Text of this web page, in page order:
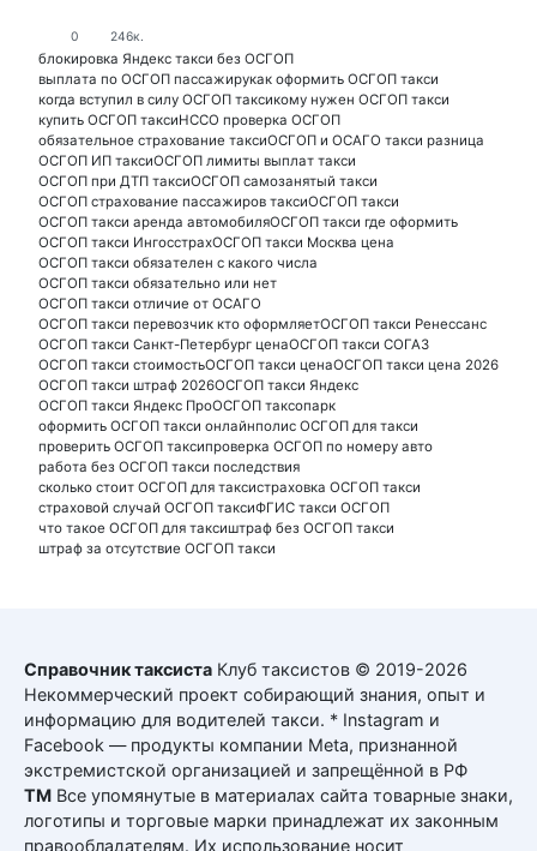
0 246к.
блокировка Яндекс такси без ОСГОП
выплата по ОСГОП пассажирукак оформить ОСГОП такси
когда вступил в силу ОСГОП таксикому нужен ОСГОП такси
купить ОСГОП таксиНССО проверка ОСГОП
обязательное страхование таксиОСГОП и ОСАГО такси разница
ОСГОП ИП таксиОСГОП лимиты выплат такси
ОСГОП при ДТП таксиОСГОП самозанятый такси
ОСГОП страхование пассажиров таксиОСГОП такси
ОСГОП такси аренда автомобиляОСГОП такси где оформить
ОСГОП такси ИнгосстрахОСГОП такси Москва цена
ОСГОП такси обязателен с какого числа
ОСГОП такси обязательно или нет
ОСГОП такси отличие от ОСАГО
ОСГОП такси перевозчик кто оформляетОСГОП такси Ренессанс
ОСГОП такси Санкт-Петербург ценаОСГОП такси СОГАЗ
ОСГОП такси стоимостьОСГОП такси ценаОСГОП такси цена 2026
ОСГОП такси штраф 2026ОСГОП такси Яндекс
ОСГОП такси Яндекс ПроОСГОП таксопарк
оформить ОСГОП такси онлайнполис ОСГОП для такси
проверить ОСГОП таксипроверка ОСГОП по номеру авто
работа без ОСГОП такси последствия
сколько стоит ОСГОП для таксистраховка ОСГОП такси
страховой случай ОСГОП таксиФГИС такси ОСГОП
что такое ОСГОП для таксиштраф без ОСГОП такси
штраф за отсутствие ОСГОП такси
Справочник таксиста Клуб таксистов © 2019-2026
Некоммерческий проект собирающий знания, опыт и
информацию для водителей такси. * Instagram и
Facebook — продукты компании Meta, признанной
экстремистской организацией и запрещённой в РФ
ТМ Все упомянутые в материалах сайта товарные знаки,
логотипы и торговые марки принадлежат их законным
правообладателям. Их использование носит